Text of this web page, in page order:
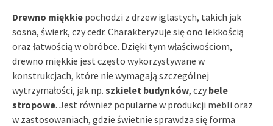
Drewno miękkie pochodzi z drzew iglastych, takich jak
sosna, świerk, czy cedr. Charakteryzuje się ono lekkością
oraz łatwością w obróbce. Dzięki tym właściwościom,
drewno miękkie jest często wykorzystywane w
konstrukcjach, które nie wymagają szczególnej
wytrzymałości, jak np. szkielet budynków, czy bele
stropowe. Jest również popularne w produkcji mebli oraz
w zastosowaniach, gdzie świetnie sprawdza się forma